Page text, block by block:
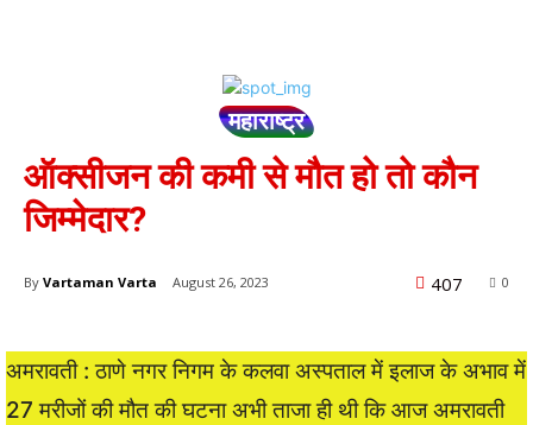
महाराष्ट्र
ऑक्सीजन की कमी से मौत हो तो कौन
जिम्मेदार?
By Vartaman Varta August 26, 2023 0
407
अमरावती : ठाणे नगर निगम के कलवा अस्पताल में इलाज के अभाव में
27 मरीजों की मौत की घटना अभी ताजा ही थी कि आज अमरावती